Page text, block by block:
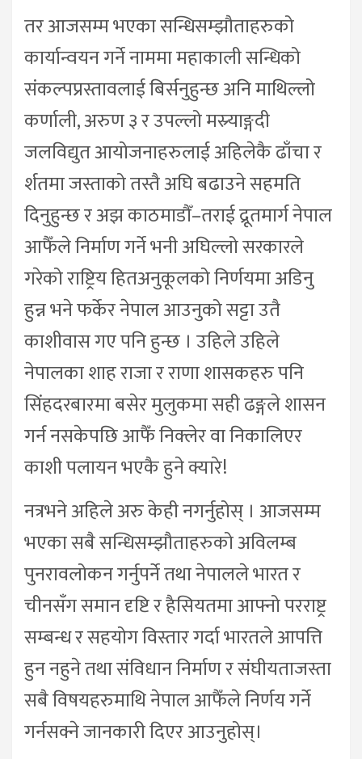
तर आजसम्म भएका सन्धिसम्झौताहरुको
कार्यान्वयन गर्ने नाममा महाकाली सन्धिको
संकल्पप्रस्तावलाई बिर्सनुहुन्छ अनि माथिल्लो
कर्णाली, अरुण ३ र उपल्लो मस्र्याङ्गदी
जलविद्युत आयोजनाहरुलाई अहिलेकै ढाँचा र
र्शतमा जस्ताको तस्तै अघि बढाउने सहमति
दिनुहुन्छ र अझ काठमाडौँ–तराई द्रूतमार्ग नेपाल
आफैँले निर्माण गर्ने भनी अघिल्लो सरकारले
गरेको राष्ट्रिय हितअनुकूलको निर्णयमा अडिनु
हुन्न भने फर्केर नेपाल आउनुको सट्टा उतै
काशीवास गए पनि हुन्छ । उहिले उहिले
नेपालका शाह राजा र राणा शासकहरु पनि
सिंहदरबारमा बसेर मुलुकमा सही ढङ्गले शासन
गर्न नसकेपछि आफैँ निक्लेर वा निकालिएर
काशी पलायन भएकै हुने क्यारे!
नत्रभने अहिले अरु केही नगर्नुहोस् । आजसम्म
भएका सबै सन्धिसम्झौताहरुको अविलम्ब
पुनरावलोकन गर्नुपर्ने तथा नेपालले भारत र
चीनसँग समान दृष्टि र हैसियतमा आफ्नो परराष्ट्र
सम्बन्ध र सहयोग विस्तार गर्दा भारतले आपत्ति
हुन नहुने तथा संविधान निर्माण र संघीयताजस्ता
सबै विषयहरुमाथि नेपाल आफैँले निर्णय गर्ने
गर्नसक्ने जानकारी दिएर आउनुहोस्।